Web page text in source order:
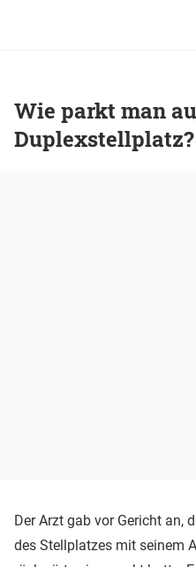
Wie parkt man
Duplexstellplatz?
Der Arzt gab vor Gericht an,
des Stellplatzes mit seinem